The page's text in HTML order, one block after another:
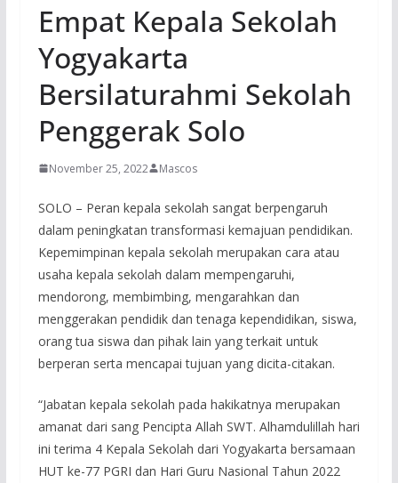
Empat Kepala Sekolah
Yogyakarta
Bersilaturahmi Sekolah
Penggerak Solo
November 25, 2022 Mascos
SOLO – Peran kepala sekolah sangat berpengaruh
dalam peningkatan transformasi kemajuan pendidikan.
Kepemimpinan kepala sekolah merupakan cara atau
usaha kepala sekolah dalam mempengaruhi,
mendorong, membimbing, mengarahkan dan
menggerakan pendidik dan tenaga kependidikan, siswa,
orang tua siswa dan pihak lain yang terkait untuk
berperan serta mencapai tujuan yang dicita-citakan.
“Jabatan kepala sekolah pada hakikatnya merupakan
amanat dari sang Pencipta Allah SWT. Alhamdulillah hari
ini terima 4 Kepala Sekolah dari Yogyakarta bersamaan
HUT ke-77 PGRI dan Hari Guru Nasional Tahun 2022